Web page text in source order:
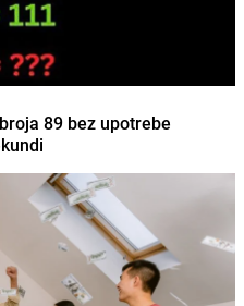
89 bez upotrebe